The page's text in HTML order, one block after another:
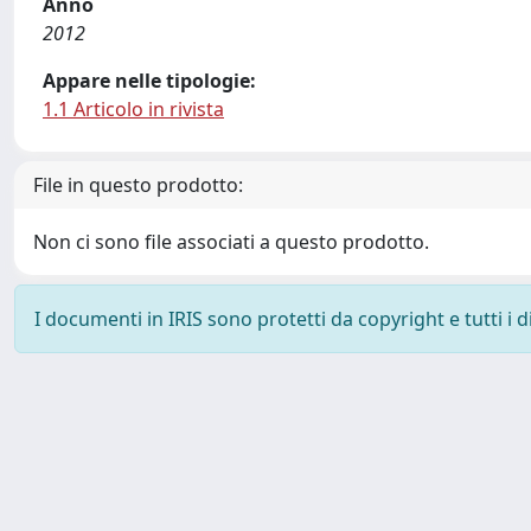
2012
Appare nelle tipologie:
1.1 Articolo in rivista
File in questo prodotto:
Non ci sono file associati a questo prodotto.
I documenti in IRIS sono protetti da copyright e tutti i